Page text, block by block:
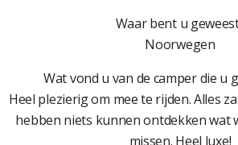
Waar bent u
Noorwegen
Wat vond u van de camper die u
Heel plezierig om mee te rijden. Alles
hebben niets kunnen ontdekken wat
missen. Heel luxe!